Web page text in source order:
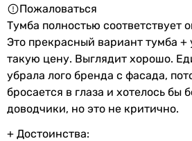
Пожаловаться
Тумба полностью соответствует
Это прекрасный вариант тумба +
такую цену. Выглядит хорошо.
убрала лого бренда с фасада,
бросается в глаза и хотелось бы
доводчики, но это не критично.
+ Достоинства: